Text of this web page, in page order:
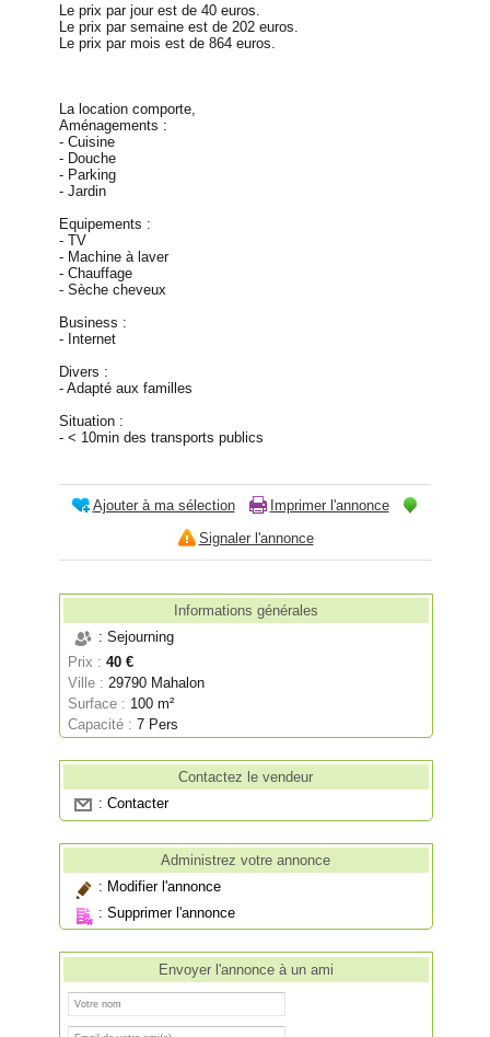
Le prix par jour est de 40 euros.
Le prix par semaine est de 202 euros.
Le prix par mois est de 864 euros.
La location comporte,
Aménagements :
- Cuisine
- Douche
- Parking
- Jardin
Equipements :
- TV
- Machine à laver
- Chauffage
- Sèche cheveux
Business :
- Internet
Divers :
- Adapté aux familles
Situation :
- < 10min des transports publics
Ajouter à ma sélection
Imprimer l'annonce
Signaler l'annonce
Informations générales
: Sejourning
Prix : 40 €
Ville :29790 Mahalon
Surface : 100 m²
Capacité : 7 Pers
Contactez le vendeur
:Contacter
Administrez votre annonce
: Modifier l'annonce
:Supprimer l'annonce
Envoyer l'annonce à un ami